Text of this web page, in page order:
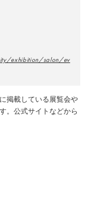
exhibition/salon/ev
掲載している展覧会や
。公式サイトなどから